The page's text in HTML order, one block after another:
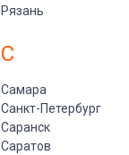
Рязань
С
Самара
Санкт-Петербург
Саранск
Саратов